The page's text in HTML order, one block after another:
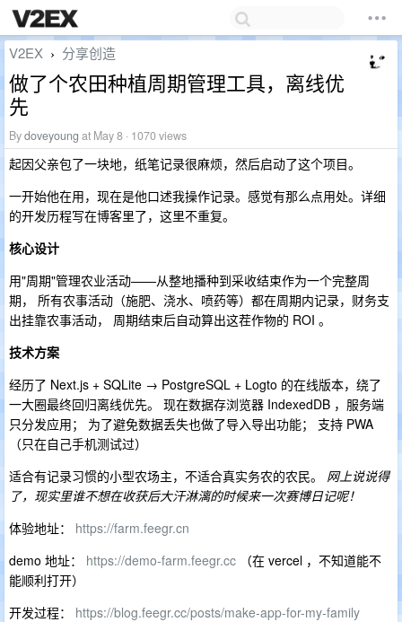
V2EX › 分享创造
做了个农田种植周期管理工具，离线优
先
Bydoveyoung at May 8 · 1070 views
起因父亲包了一块地，纸笔记录很麻烦，然后启动了这个项目。
一开始他在用，现在是他口述我操作记录。感觉有那么点用处。详细
的开发历程写在博客里了，这里不重复。
核心设计
用"周期"管理农业活动——从整地播种到采收结束作为一个完整周
期， 所有农事活动（施肥、浇水、喷药等）都在周期内记录，财务支
出挂靠农事活动， 周期结束后自动算出这茬作物的 ROI 。
技术方案
经历了 Next.js + SQLite → PostgreSQL + Logto 的在线版本，绕了
一大圈最终回归离线优先。 现在数据存浏览器 IndexedDB ，服务端
只分发应用； 为了避免数据丢失也做了导入导出功能； 支持 PWA
（只在自己手机测试过）
适合有记录习惯的小型农场主，不适合真实务农的农民。 网上说说得
了，现实里谁不想在收获后大汗淋漓的时候来一次赛博日记呢！
体验地址： https://farm.feegr.cn
demo 地址： https://demo-farm.feegr.cc （在 vercel ，不知道能不
能顺利打开）
开发过程： https://blog.feegr.cc/posts/make-app-for-my-family